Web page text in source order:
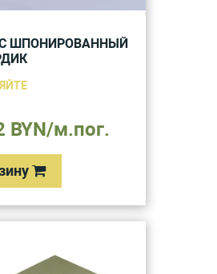
ШПОНИРОВАННЫЙ
BYN/м.пог.